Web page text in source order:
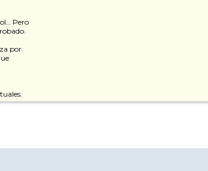
Pero
por
dan positivo se actúe en consecuencia, de acuerdo, claro.
placer.